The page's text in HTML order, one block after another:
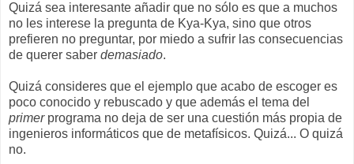
Quizá sea interesante añadir que no sólo es que a muchos
no les interese la pregunta de Kya-Kya, sino que otros
prefieren no preguntar, por miedo a sufrir las consecuencias
de querer saber demasiado.
Quizá consideres que el ejemplo que acabo de escoger es
poco conocido y rebuscado y que además el tema del
primerprograma no deja de ser una cuestión más propia de
ingenieros informáticos que de metafísicos. Quizá... O quizá
no.